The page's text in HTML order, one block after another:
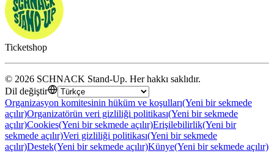
Ticketshop
© 2026 SCHNACK Stand-Up. Her hakkı saklıdır.
Dil değiştir
Organizasyon komitesinin hüküm ve koşulları(Yeni bir sekmede
açılır)Organizatörün veri gizliliği politikası(Yeni bir sekmede
açılır)Cookies(Yeni bir sekmede açılır)Erişilebilirlik(Yeni bir
sekmede açılır)Veri gizliliği politikası(Yeni bir sekmede
açılır)Destek(Yeni bir sekmede açılır)Künye(Yeni bir sekmede açılır)